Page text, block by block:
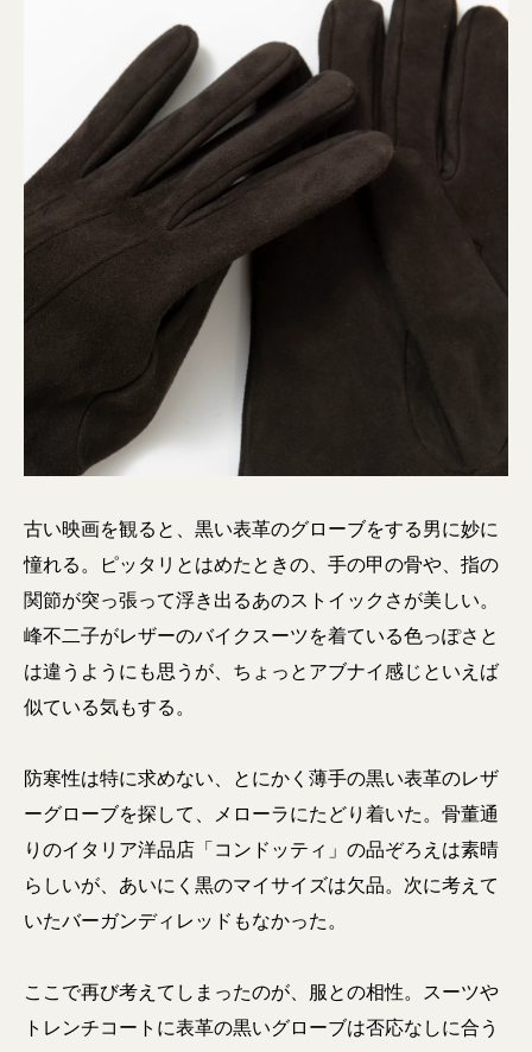
古い映画を観ると、黒い表革のグローブをする男に妙に
憧れる。ピッタリとはめたときの、手の甲の骨や、指の
関節が突っ張って浮き出るあのストイックさが美しい。
峰不二子がレザーのバイクスーツを着ている色っぽさと
は違うようにも思うが、ちょっとアブナイ感じといえば
似ている気もする。
防寒性は特に求めない、とにかく薄手の黒い表革のレザ
ーグローブを探して、メローラにたどり着いた。骨董通
りのイタリア洋品店「コンドッティ」の品ぞろえは素晴
らしいが、あいにく黒のマイサイズは欠品。次に考えて
いたバーガンディレッドもなかった。
ここで再び考えてしまったのが、服との相性。スーツや
トレンチコートに表革の黒いグローブは否応なしに合う